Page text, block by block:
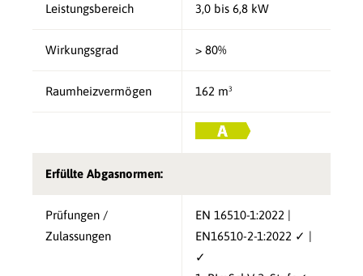
Leistungsbereich 3,0 bis 6,8 kW
Wirkungsgrad > 80%
Raumheizvermögen 162 m³
Erfüllte Abgasnormen:
Prüfungen /
Zulassungen
EN 16510-1:2022 |
EN16510-2-1:2022 ✓ |
✓